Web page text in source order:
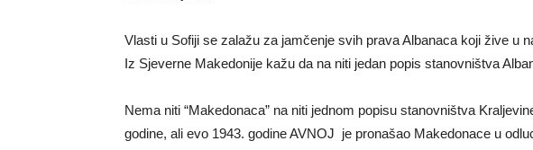
Vlasti u Sofiji se zalažu za jamčenje svih prava Albanaca koji žive u
Iz Sjeverne Makedonije kažu da na niti jedan popis stanovništva
Nema niti “Makedonaca” na niti jednom popisu stanovništva
godine, ali evo 1943. godine AVNOJ je pronašao Makedonace u